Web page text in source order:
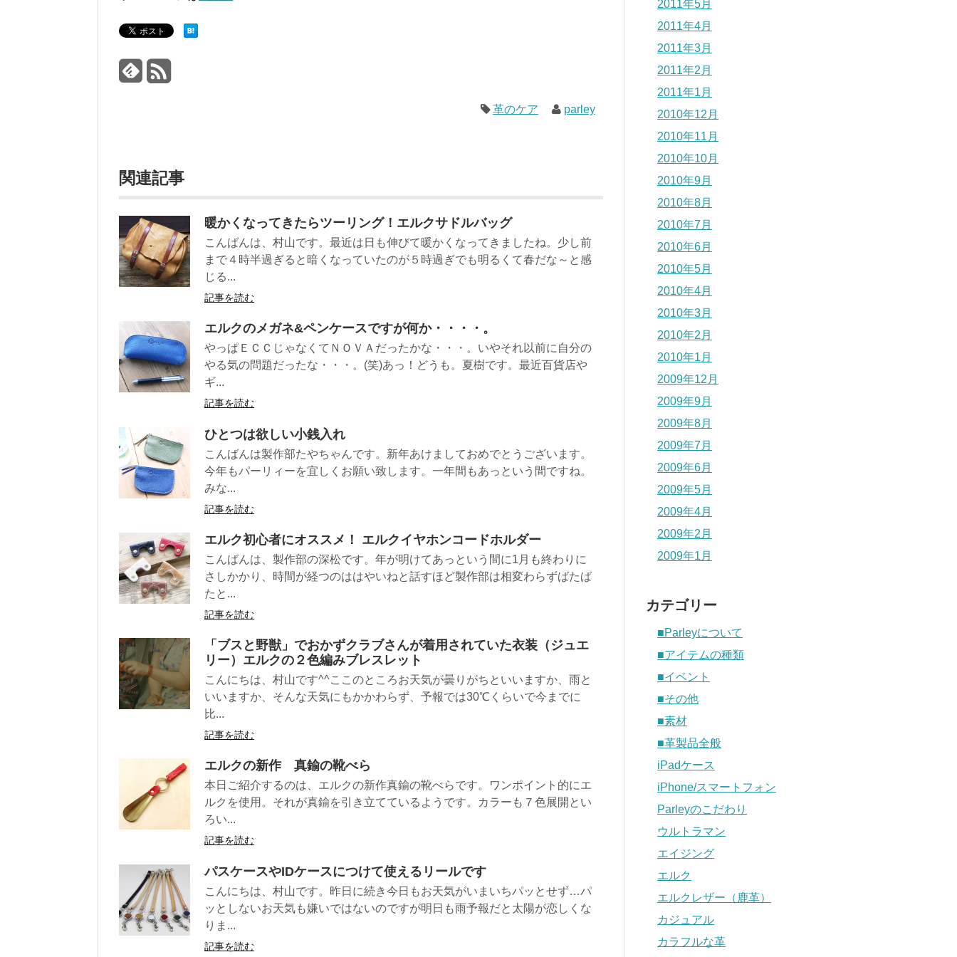
革のケア parley
関連記事
暖かくなってきたらツーリング！エルクサドルバッグ
こんばんは、村山です。最近は日も伸びて暖かくなってきましたね。少し前
まで４時半過ぎると暗くなっていたのが５時過ぎでも明るくて春だな～と感
じる...
記事を読む
エルクのメガネ&ペンケースですが何か・・・・。
やっぱＥＣＣじゃなくてＮＯＶＡだったかな・・・。いやそれ以前に自分の
やる気の問題だったな・・・。(笑)あっ！どうも。夏樹です。最近百貨店や
ギ...
記事を読む
ひとつは欲しい小銭入れ
こんばんは製作部たやちゃんです。新年あけましておめでとうございます。
今年もパーリィーを宜しくお願い致します。一年間もあっという間ですね。
みな...
記事を読む
エルク初心者にオススメ！ エルクイヤホンコードホルダー
こんばんは、製作部の深松です。年が明けてあっという間に1月も終わりに
さしかかり、時間が経つのははやいねと話すほど製作部は相変わらずばたば
たと...
記事を読む
「ブスと野獣」でおかずクラブさんが着用されていた衣装（ジュエ
リー）エルクの２色編みブレスレット
こんにちは、村山です^^ここのところお天気が曇りがちといいますか、雨と
いいますか、そんな天気にもかかわらず、予報では30℃くらいで今までに
比...
記事を読む
エルクの新作 真鍮の靴べら
本日ご紹介するのは、エルクの新作真鍮の靴べらです。ワンポイント的にエ
ルクを使用。それが真鍮を引き立てているようです。カラーも７色展開とい
ろい...
記事を読む
パスケースやIDケースにつけて使えるリールです
こんにちは、村山です。昨日に続き今日もお天気がいまいちパッとせず…パ
ッとしないお天気も嫌いではないのですが明日も雨予報だと太陽が恋しくな
りま...
記事を読む
2011年5月
2011年4月
2011年3月
2011年2月
2011年1月
2010年12月
2010年11月
2010年10月
2010年9月
2010年8月
2010年7月
2010年6月
2010年5月
2010年4月
2010年3月
2010年2月
2010年1月
2009年12月
2009年9月
2009年8月
2009年7月
2009年6月
2009年5月
2009年4月
2009年2月
2009年1月
カテゴリー
■Parleyについて
■アイテムの種類
■イベント
■その他
■素材
■革製品全般
iPadケース
iPhone/スマートフォン
Parleyのこだわり
ウルトラマン
エイジング
エルク
エルクレザー（鹿革）
カジュアル
カラフルな革